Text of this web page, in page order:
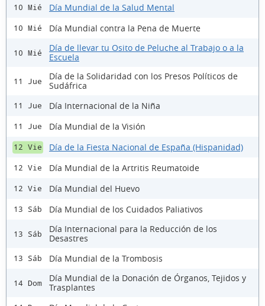
10 Mié Día Mundial de la Salud Mental
10 Mié Día Mundial contra la Pena de Muerte
10 Mié
Día de llevar tu Osito de Peluche al Trabajo o a la
Escuela
11 Jue
Día de la Solidaridad con los Presos Políticos de
Sudáfrica
11 Jue Día Internacional de la Niña
11 Jue Día Mundial de la Visión
12 Vie Día de la Fiesta Nacional de España (Hispanidad)
12 Vie Día Mundial de la Artritis Reumatoide
12 Vie Día Mundial del Huevo
13 Sáb Día Mundial de los Cuidados Paliativos
13 Sáb
Día Internacional para la Reducción de los
Desastres
13 Sáb Día Mundial de la Trombosis
14 Dom
Día Mundial de la Donación de Órganos, Tejidos y
Trasplantes